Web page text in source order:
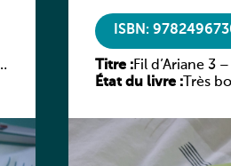
ISBN:
Titre :Fil d’Ariane 3
État du livre :Très